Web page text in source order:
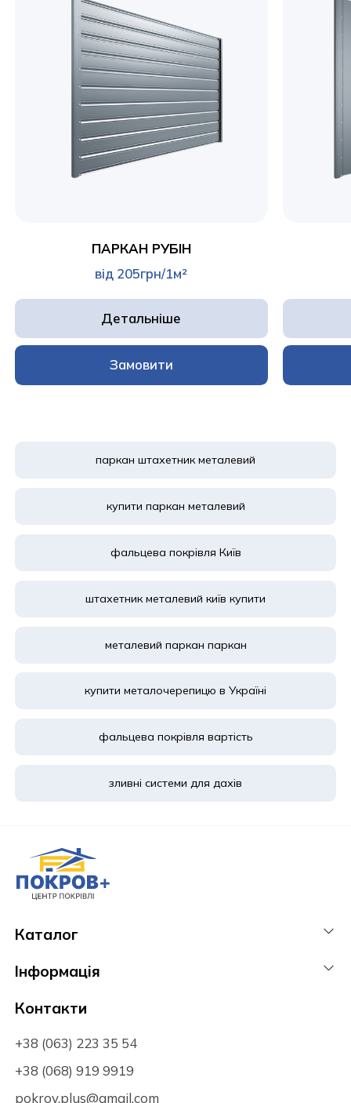
ПАРКАН РУБІН
від 205грн/1м²
Детальніше
Замовити
паркан штахетник металевий
купити паркан металевий
фальцева покрівля Київ
штахетник металевий київ купити
металевий паркан паркан
купити металочерепицю в Україні
фальцева покрівля вартість
зливні системи для дахів
Каталог
Інформація
Контакти
+38 (063) 223 35 54
+38 (068) 919 9919
pokrov.plus@gmail.com